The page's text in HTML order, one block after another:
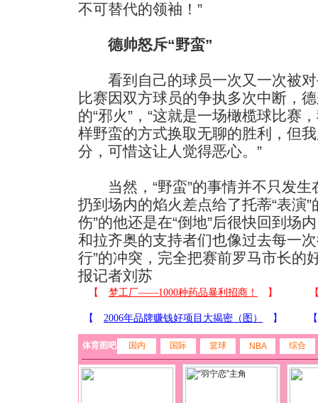
不可替代的领袖！”
德帅怒斥“野蛮”
看到自己的球员一次又一次被对
比赛因双方球员的争执多次中断，
的“邪火”，“这就是一场橄榄球比赛
样野蛮的方式换取无聊的胜利，但
分，可惜这让人觉得恶心。”
当然，“野蛮”的事情并不只发生
扔到场内的焰火差点给了托蒂“表演
伤”的他还是在“倒地”后很快回到场
和拉齐奥的支持者们也像过去每一
行”的冲突，完全把赛前罗马市长
报记者刘苏
体育图吧 国内 国际 篮球 NBA 综合